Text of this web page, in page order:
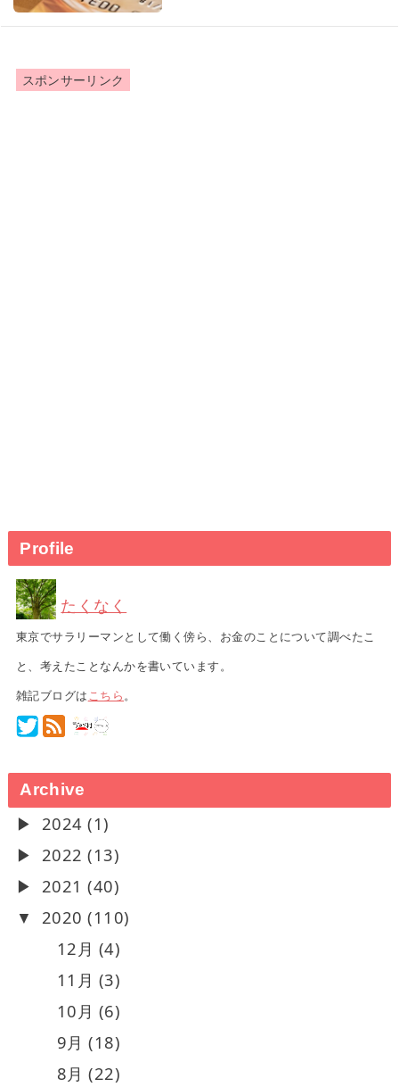
スポンサーリンク
Profile
たくなく
東京でサラリーマンとして働く傍ら、お金のことについて調べたこ
と、考えたことなんかを書いています。
雑記ブログはこちら。
Archive
2024 (1)
2022 (13)
2021 (40)
2020 (110)
12月 (4)
11月 (3)
10月 (6)
9月 (18)
8月 (22)